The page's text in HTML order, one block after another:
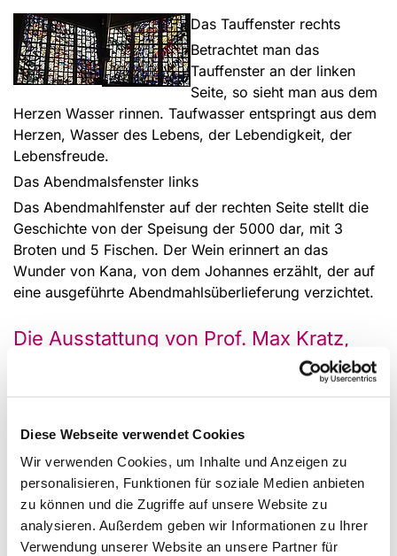
Diese Webseite verwendet Cookies
Wir verwenden Cookies, um Inhalte und Anzeigen zu
personalisieren, Funktionen für soziale Medien anbieten
zu können und die Zugriffe auf unsere Website zu
analysieren. Außerdem geben wir Informationen zu Ihrer
Verwendung unserer Website an unsere Partner für
Das Tauffenster rechts
Betrachtet man das
Tauffenster an der linken
Seite, so sieht man aus dem
Herzen Wasser rinnen. Taufwasser entspringt aus dem
Herzen, Wasser des Lebens, der Lebendigkeit, der
Lebensfreude.
Das Abendmalsfenster links
Das Abendmahlfenster auf der rechten Seite stellt die
Geschichte von der Speisung der 5000 dar, mit 3
Broten und 5 Fischen. Der Wein erinnert an das
Wunder von Kana, von dem Johannes erzählt, der auf
eine ausgeführte Abendmahlsüberlieferung verzichtet.
Die Ausstattung von Prof. Max Kratz,